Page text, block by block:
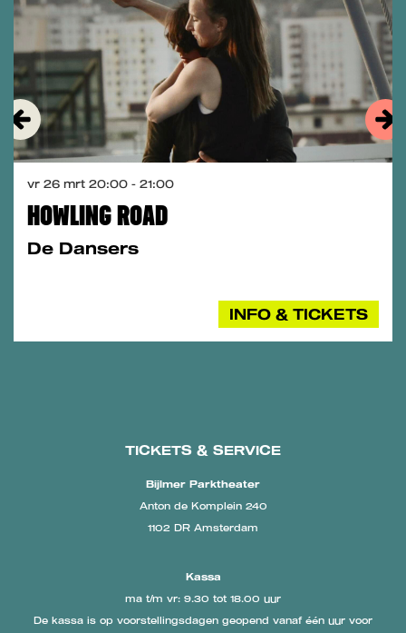
HOWLING ROAD
De Dansers
vr 26 mrt 20:00 - 21:00
INFO & TICKETS
TICKETS & SERVICE
Bijlmer Parktheater
Anton de Komplein 240
1102 DR Amsterdam
Kassa
ma t/m vr: 9.30 tot 18.00 uur
De kassa is op voorstellingsdagen geopend vanaf één uur voor